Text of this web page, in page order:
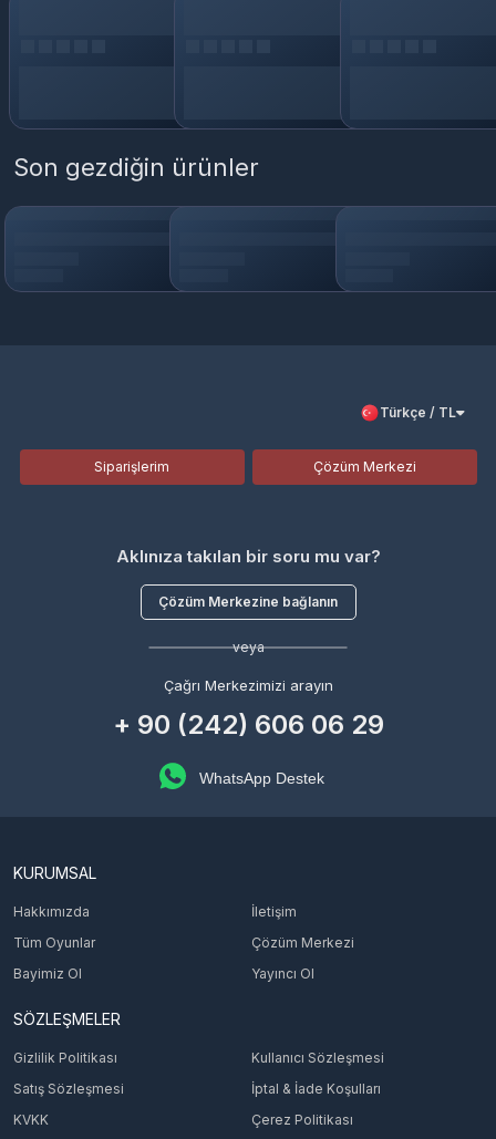
Son gezdiğin ürünler
Türkçe / TL
Siparişlerim Çözüm Merkezi
Aklınıza takılan bir soru mu var?
Çözüm Merkezine bağlanın
veya
Çağrı Merkezimizi arayın
+ 90 (242) 606 06 29
WhatsApp Destek
KURUMSAL
Hakkımızda
İletişim
Tüm Oyunlar
Çözüm Merkezi
Bayimiz Ol
Yayıncı Ol
SÖZLEŞMELER
Gizlilik Politikası
Kullanıcı Sözleşmesi
Satış Sözleşmesi
İptal & İade Koşulları
KVKK
Çerez Politikası